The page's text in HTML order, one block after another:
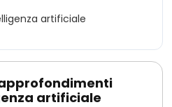
artificiale
artificiale